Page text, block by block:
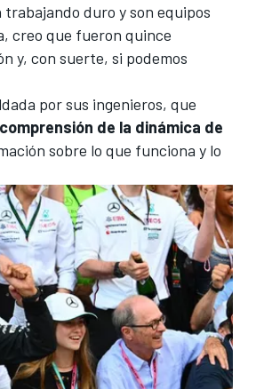
trabajando duro y son equipos
creo que fueron quince
y, con suerte, si podemos
por sus ingenieros, que
de la dinámica de
sobre lo que funciona y lo